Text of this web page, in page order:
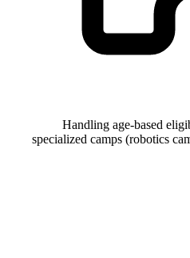
Handling age-based
specialized camps (robotics